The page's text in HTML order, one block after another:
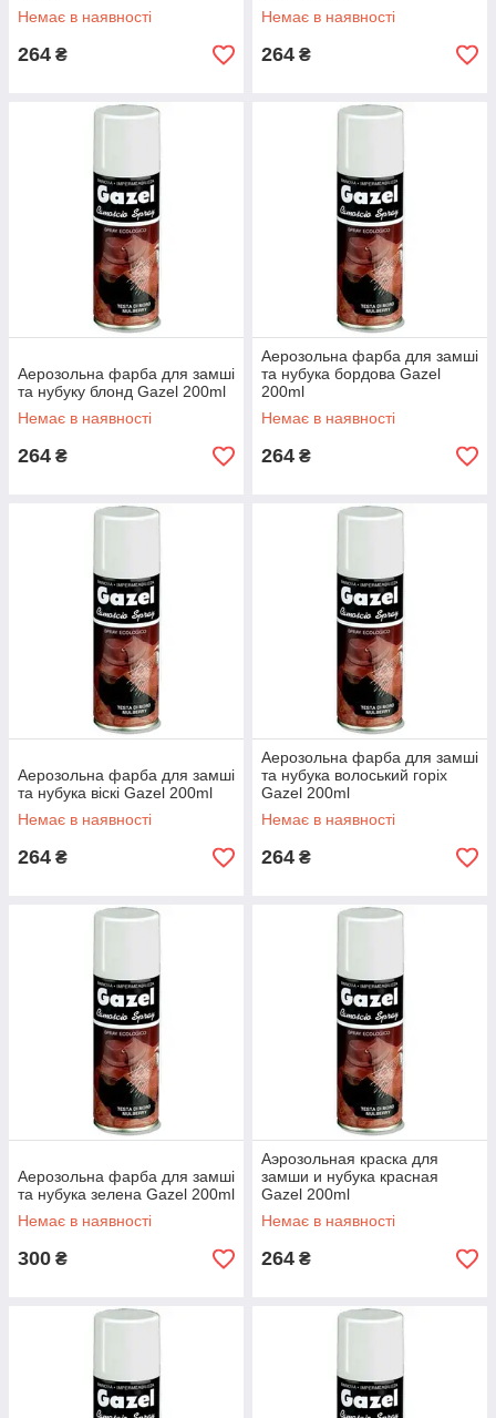
Немає в наявності
264 ₴
Немає в наявності
264 ₴
Аерозольна фарба для замші
та нубуку блонд Gazel 200ml
Немає в наявності
264 ₴
Аерозольна фарба для замші
та нубука бордова Gazel
200ml
Немає в наявності
264 ₴
Аерозольна фарба для замші
та нубука віскі Gazel 200ml
Немає в наявності
264 ₴
Аерозольна фарба для замші
та нубука волоський горіх
Gazel 200ml
Немає в наявності
264 ₴
Аерозольна фарба для замші
та нубука зелена Gazel 200ml
Немає в наявності
300 ₴
Аэрозольная краска для
замши и нубука красная
Gazel 200ml
Немає в наявності
264 ₴